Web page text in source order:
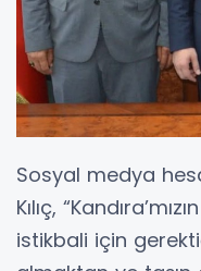
Sosyal medya
Kılıç,
istikbali için